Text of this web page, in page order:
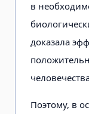
в
доказала
Поэтому, в